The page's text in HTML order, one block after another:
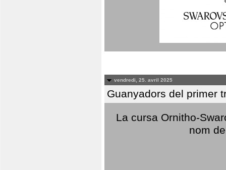
vendredi, 25. avril 2025
Guanyadors del primer
La cursa Ornitho-
nom